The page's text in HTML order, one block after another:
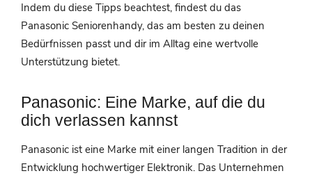
Indem du diese Tipps beachtest, findest du das
Panasonic Seniorenhandy, das am besten zu deinen
Bedürfnissen passt und dir im Alltag eine wertvolle
Unterstützung bietet.
Panasonic: Eine Marke, auf die du
dich verlassen kannst
Panasonic ist eine Marke mit einer langen Tradition in der
Entwicklung hochwertiger Elektronik. Das Unternehmen